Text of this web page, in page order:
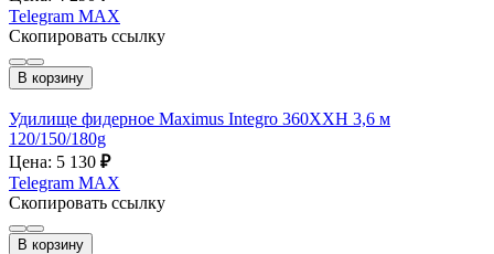
Telegram MAX
Скопировать ссылку
В корзину
Удилище фидерное Maximus Integro 360XXH 3,6 м
120/150/180g
Цена: 5 130 ₽
Telegram MAX
Скопировать ссылку
В корзину